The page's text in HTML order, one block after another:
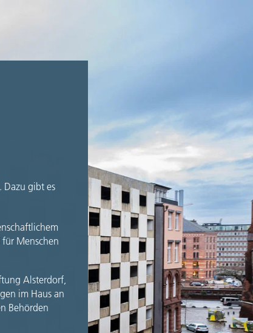
gibt es
Menschen
Alsterdorf,
im Haus an
Behörden